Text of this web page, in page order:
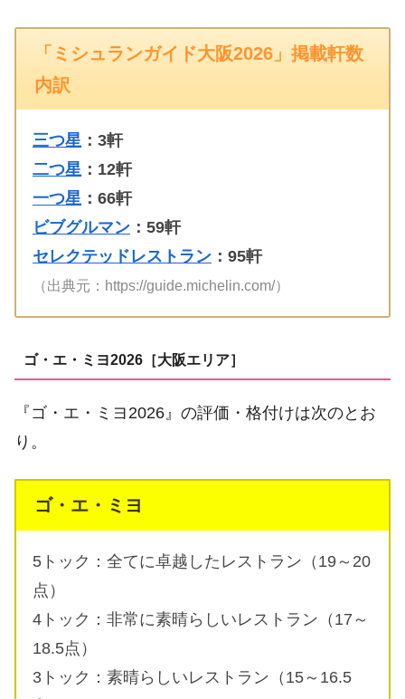
「ミシュランガイド大阪2026」掲載軒数
内訳
三つ星 ：3軒
二つ星 ：12軒
一つ星 ：66軒
ビブグルマン ：59軒
セレクテッドレストラン ：95軒
（出典元：https://guide.michelin.com/）
ゴ・エ・ミヨ2026［大阪エリア］
『ゴ・エ・ミヨ2026』の評価・格付けは次のとお
り。
ゴ・エ・ミヨ
5トック：全てに卓越したレストラン（19～20
点）
4トック：非常に素晴らしいレストラン（17～
18.5点）
3トック：素晴らしいレストラン（15～16.5